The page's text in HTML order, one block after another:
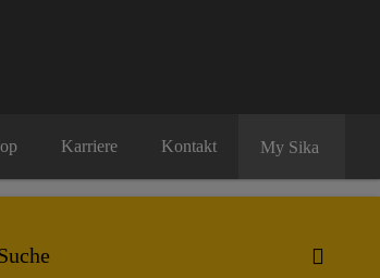
Karriere Kontakt My Sika